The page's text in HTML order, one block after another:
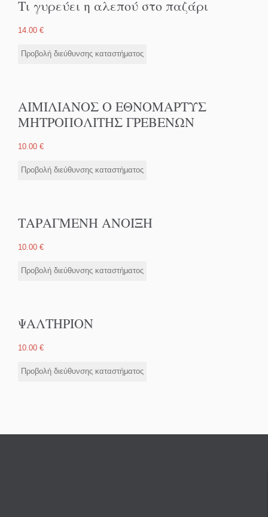
Τι γυρεύει η αλεπού στο παζάρι
14.00 €
Προβολή διεύθυνσης καταστήματος
ΑΙΜΙΛΙΑΝΟΣ Ο ΕΘΝΟΜΑΡΤΥΣ
ΜΗΤΡΟΠΟΛΙΤΗΣ ΓΡΕΒΕΝΩΝ
10.00 €
Προβολή διεύθυνσης καταστήματος
ΤΑΡΑΓΜΕΝΗ ΑΝΟΙΞΗ
10.00 €
Προβολή διεύθυνσης καταστήματος
ΨΑΛΤΗΡΙΟΝ
10.00 €
Προβολή διεύθυνσης καταστήματος